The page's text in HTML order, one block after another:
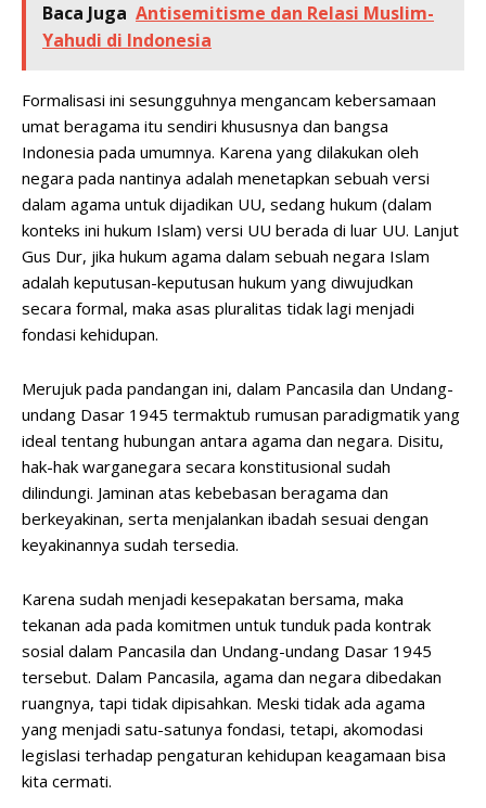
Baca Juga Antisemitisme dan Relasi Muslim-
Yahudi di Indonesia
Formalisasi ini sesungguhnya mengancam kebersamaan
umat beragama itu sendiri khususnya dan bangsa
Indonesia pada umumnya. Karena yang dilakukan oleh
negara pada nantinya adalah menetapkan sebuah versi
dalam agama untuk dijadikan UU, sedang hukum (dalam
konteks ini hukum Islam) versi UU berada di luar UU. Lanjut
Gus Dur, jika hukum agama dalam sebuah negara Islam
adalah keputusan-keputusan hukum yang diwujudkan
secara formal, maka asas pluralitas tidak lagi menjadi
fondasi kehidupan.
Merujuk pada pandangan ini, dalam Pancasila dan Undang-
undang Dasar 1945 termaktub rumusan paradigmatik yang
ideal tentang hubungan antara agama dan negara. Disitu,
hak-hak warganegara secara konstitusional sudah
dilindungi. Jaminan atas kebebasan beragama dan
berkeyakinan, serta menjalankan ibadah sesuai dengan
keyakinannya sudah tersedia.
Karena sudah menjadi kesepakatan bersama, maka
tekanan ada pada komitmen untuk tunduk pada kontrak
sosial dalam Pancasila dan Undang-undang Dasar 1945
tersebut. Dalam Pancasila, agama dan negara dibedakan
ruangnya, tapi tidak dipisahkan. Meski tidak ada agama
yang menjadi satu-satunya fondasi, tetapi, akomodasi
legislasi terhadap pengaturan kehidupan keagamaan bisa
kita cermati.